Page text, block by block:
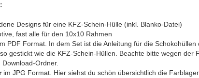
Designs für eine KFZ-Schein-Hülle (inkl. Blanko-Datei)
fast alle für den 10x10 Rahmen
PDF Format. In dem Set ist die Anleitung für die Schokohüllen
gestickt wie die KFZ-Schein-Hüllen. Beachte bitte wegen der
Ordner.
im JPG Format. Hier siehst du schön übersichtlich die